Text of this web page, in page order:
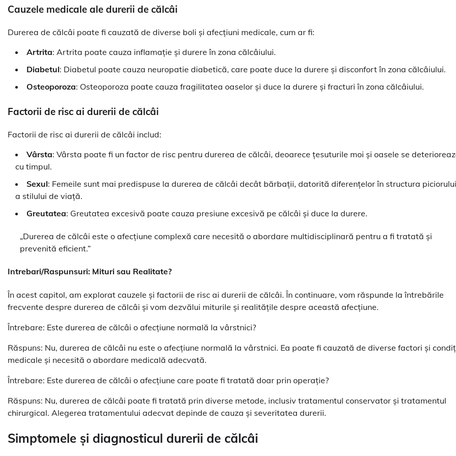
Cauzele medicale ale durerii de călcâi
Durerea de călcâi poate fi cauzată de diverse boli și afecțiuni medicale, cum ar fi:
Artrita: Artrita poate cauza inflamație și durere în zona călcâiului.
Diabetul: Diabetul poate cauza neuropatie diabetică, care poate duce la durere și disconfort în zona călcâiului.
Osteoporoza: Osteoporoza poate cauza fragilitatea oaselor și duce la durere și fracturi în zona călcâiului.
Factorii de risc ai durerii de călcâi
Factorii de risc ai durerii de călcâi includ:
Vârsta: Vârsta poate fi un factor de risc pentru durerea de călcâi, deoarece țesuturile moi și oasele se
cu timpul.
Sexul: Femeile sunt mai predispuse la durerea de călcâi decât bărbații, datorită diferențelor în structura
a stilului de viață.
Greutatea: Greutatea excesivă poate cauza presiune excesivă pe călcâi și duce la durere.
„Durerea de călcâi este o afecțiune complexă care necesită o abordare multidisciplinară pentru a fi tratată și
prevenită eficient.”
Intrebari/Raspunsuri: Mituri sau Realitate?
În acest capitol, am explorat cauzele și factorii de risc ai durerii de călcâi. În continuare, vom răspunde la întrebările
frecvente despre durerea de călcâi și vom dezvălui miturile și realitățile despre această afecțiune.
Întrebare: Este durerea de călcâi o afecțiune normală la vârstnici?
Răspuns: Nu, durerea de călcâi nu este o afecțiune normală la vârstnici. Ea poate fi cauzată de diverse factori și
medicale și necesită o abordare medicală adecvată.
Întrebare: Este durerea de călcâi o afecțiune care poate fi tratată doar prin operație?
Răspuns: Nu, durerea de călcâi poate fi tratată prin diverse metode, inclusiv tratamentul conservator și tratamentul
chirurgical. Alegerea tratamentului adecvat depinde de cauza și severitatea durerii.
Simptomele și diagnosticul durerii de călcâi